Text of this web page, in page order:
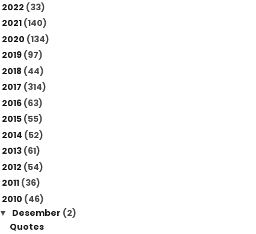
2022 (33)
2021 (140)
2020 (134)
2019 (97)
2018 (44)
2017 (314)
2016 (63)
2015 (55)
2014 (52)
2013 (61)
2012 (54)
2011 (36)
2010 (46)
▼ Desember (2)
Quotes